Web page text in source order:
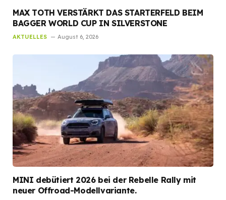
MAX TOTH VERSTÄRKT DAS STARTERFELD BEIM
BAGGER WORLD CUP IN SILVERSTONE
AKTUELLES August 6, 2026
MINI debütiert 2026 bei der Rebelle Rally mit
neuer Offroad-Modellvariante.